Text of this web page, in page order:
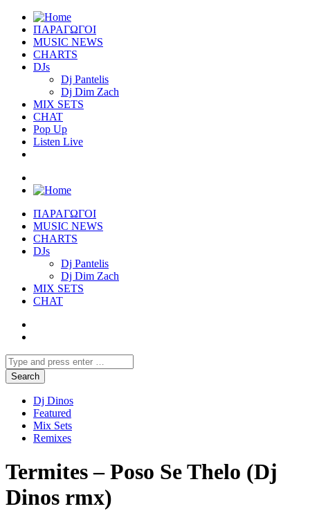
ΠΑΡΑΓΩΓΟΙ
MUSIC NEWS
CHARTS
DJs
Dj Pantelis
Dj Dim Zach
MIX SETS
CHAT
Pop Up
Listen Live
ΠΑΡΑΓΩΓΟΙ
MUSIC NEWS
CHARTS
DJs
Dj Pantelis
Dj Dim Zach
MIX SETS
CHAT
Dj Dinos
Featured
Mix Sets
Remixes
Termites – Poso Se Thelo (Dj
Dinos rmx)